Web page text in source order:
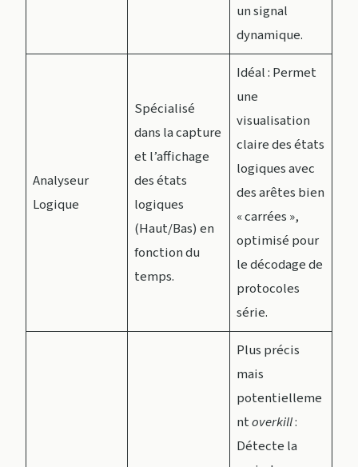
un signal
dynamique.
Analyseur
Logique
Spécialisé
dans la capture
et l’affichage
des états
logiques
(Haut/Bas) en
fonction du
temps.
Idéal : Permet
une
visualisation
claire des états
logiques avec
des arêtes bien
« carrées »,
optimisé pour
le décodage de
protocoles
série.
Plus précis
mais
potentielleme
ntoverkill:
Détecte la